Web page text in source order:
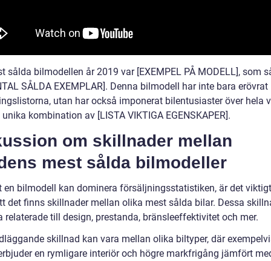
sålda bilmodellen år 2019 var [EXEMPEL PÅ MODELL], som
SÅLDA EXEMPLAR]. Denna bilmodell har inte bara erövrat
utan har också imponerat bilentusiaster över hela
kombination av [LISTA VIKTIGA EGENSKAPER].
om skillnader mellan
mest sålda bilmodeller
en bilmodell kan dominera försäljningsstatistiken, är det
det finns skillnader mellan olika mest sålda bilar. Dessa
relaterade till design, prestanda, bränsleeffektivitet och mer.
skillnad kan vara mellan olika biltyper, där
en rymligare interiör och högre markfrigång jämfört